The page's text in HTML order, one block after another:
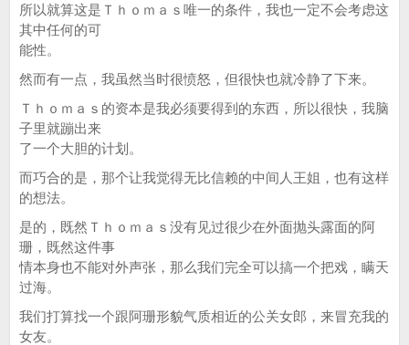
所以就算这是Ｔｈｏｍａｓ唯一的条件，我也一定不会考虑这
其中任何的可
能性。
然而有一点，我虽然当时很愤怒，但很快也就冷静了下来。
Ｔｈｏｍａｓ的资本是我必须要得到的东西，所以很快，我脑
子里就蹦出来
了一个大胆的计划。
而巧合的是，那个让我觉得无比信赖的中间人王姐，也有这样
的想法。
是的，既然Ｔｈｏｍａｓ没有见过很少在外面抛头露面的阿
珊，既然这件事
情本身也不能对外声张，那么我们完全可以搞一个把戏，瞒天
过海。
我们打算找一个跟阿珊形貌气质相近的公关女郎，来冒充我的
女友。